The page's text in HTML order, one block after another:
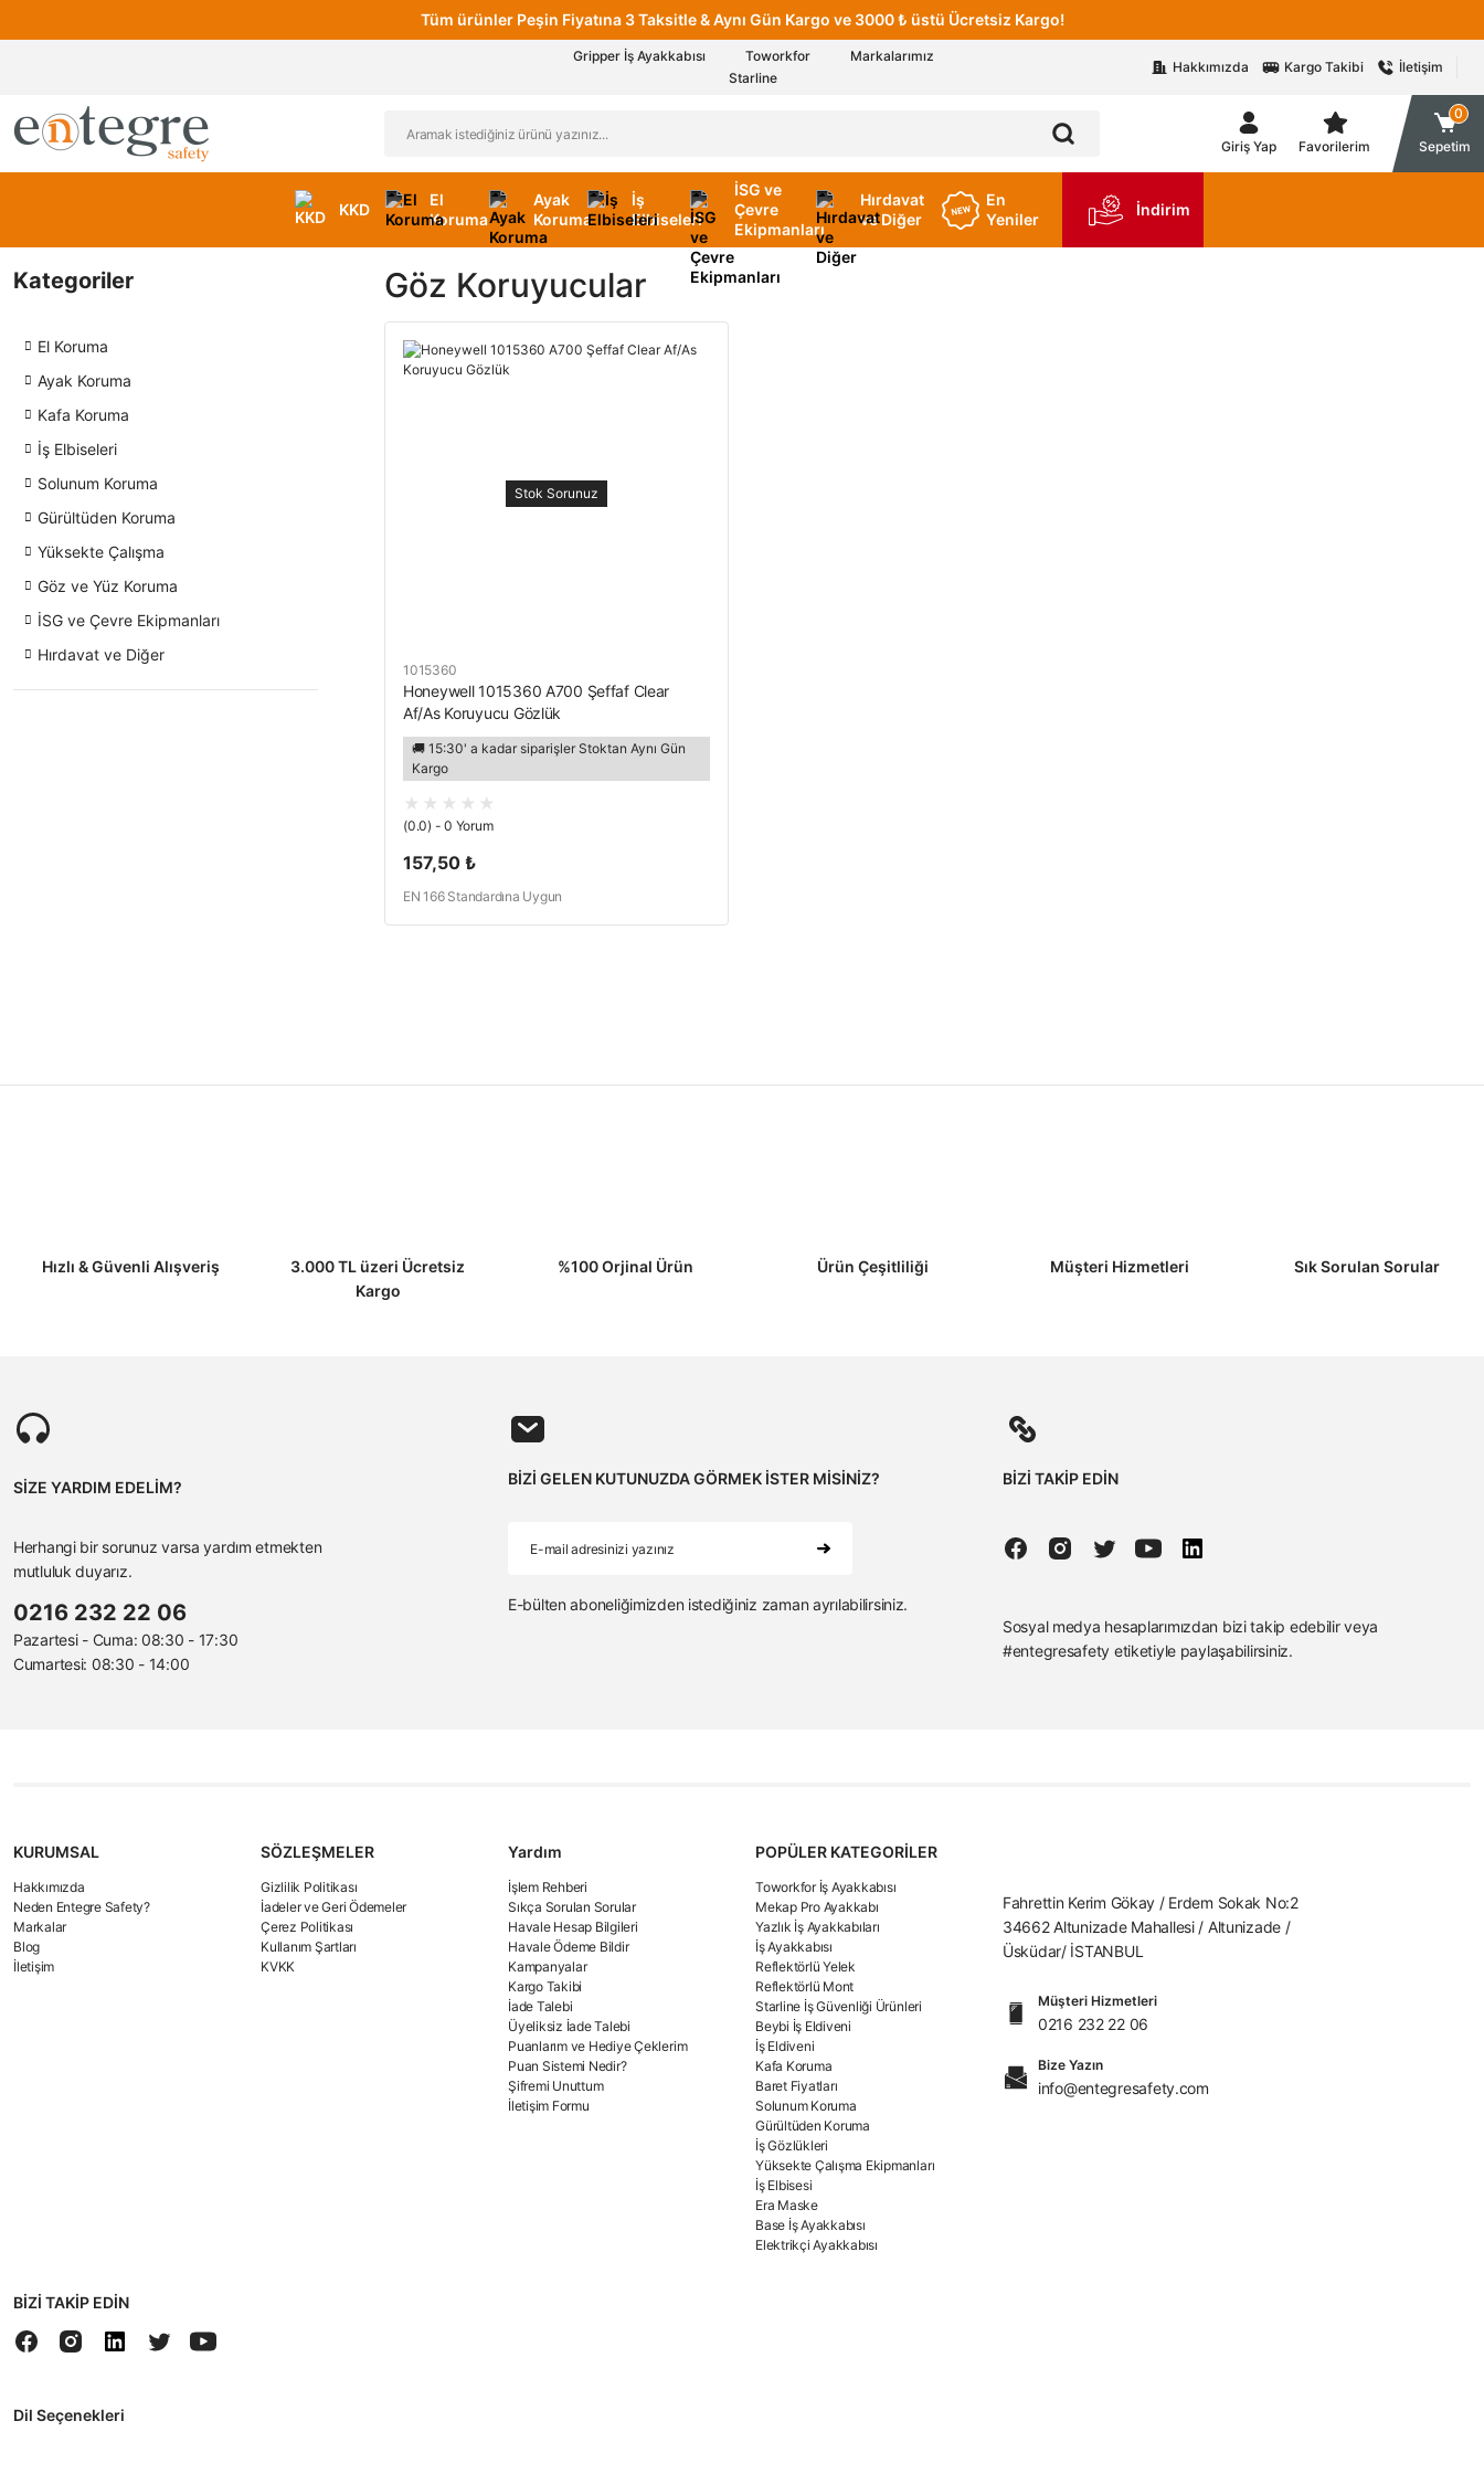
Tüm ürünler Peşin Fiyatına 3 Taksitle & Aynı Gün Kargo ve 3000 ₺ üstü Ücretsiz Kargo!
Gripper İş Ayakkabısı Toworkfor
Markalarımız
Starline
Hakkımızda Kargo Takibi İletişim
Giriş Yap Favorilerim
0
Sepetim
KKD
El
Koruma
Ayak
Koruma
İş
Elbiseleri
İSG ve
Çevre
Ekipmanları
Hırdavat
ve Diğer
En
Yeniler
İndirim
Kategoriler
El Koruma
Ayak Koruma
Kafa Koruma
İş Elbiseleri
Solunum Koruma
Gürültüden Koruma
Yüksekte Çalışma
Göz ve Yüz Koruma
İSG ve Çevre Ekipmanları
Hırdavat ve Diğer
Göz Koruyucular
Stok Sorunuz
1015360
Honeywell 1015360 A700 Şeffaf Clear
Af/As Koruyucu Gözlük
🚚 15:30' a kadar siparişler Stoktan Aynı Gün
Kargo
(0.0) - 0 Yorum
157,50 ₺
EN 166 Standardına Uygun
Hızlı & Güvenli Alışveriş
3.000 TL üzeri Ücretsiz
Kargo
%100 Orjinal Ürün Ürün Çeşitliliği Müşteri Hizmetleri Sık Sorulan Sorular
SİZE YARDIM EDELİM?
Herhangi bir sorunuz varsa yardım etmekten
mutluluk duyarız.
0216 232 22 06
Pazartesi - Cuma: 08:30 - 17:30
Cumartesi: 08:30 - 14:00
BİZİ GELEN KUTUNUZDA GÖRMEK İSTER MİSİNİZ?
E-bülten aboneliğimizden istediğiniz zaman ayrılabilirsiniz.
BİZİ TAKİP EDİN
Sosyal medya hesaplarımızdan bizi takip edebilir veya
#entegresafety etiketiyle paylaşabilirsiniz.
KURUMSAL
Hakkımızda
Neden Entegre Safety?
Markalar
Blog
İletişim
SÖZLEŞMELER
Gizlilik Politikası
İadeler ve Geri Ödemeler
Çerez Politikası
Kullanım Şartları
KVKK
Yardım
İşlem Rehberi
Sıkça Sorulan Sorular
Havale Hesap Bilgileri
Havale Ödeme Bildir
Kampanyalar
Kargo Takibi
İade Talebi
Üyeliksiz İade Talebi
Puanlarım ve Hediye Çeklerim
Puan Sistemi Nedir?
Şifremi Unuttum
İletişim Formu
POPÜLER KATEGORİLER
Toworkfor İş Ayakkabısı
Mekap Pro Ayakkabı
Yazlık İş Ayakkabıları
İş Ayakkabısı
Reflektörlü Yelek
Reflektörlü Mont
Starline İş Güvenliği Ürünleri
Beybi İş Eldiveni
İş Eldiveni
Kafa Koruma
Baret Fiyatları
Solunum Koruma
Gürültüden Koruma
İş Gözlükleri
Yüksekte Çalışma Ekipmanları
İş Elbisesi
Era Maske
Base İş Ayakkabısı
Elektrikçi Ayakkabısı
BİZİ TAKİP EDİN
Dil Seçenekleri
Fahrettin Kerim Gökay / Erdem Sokak No:2
34662 Altunizade Mahallesi / Altunizade /
Üsküdar/ İSTANBUL
Müşteri Hizmetleri
0216 232 22 06
Bize Yazın
info@entegresafety.com